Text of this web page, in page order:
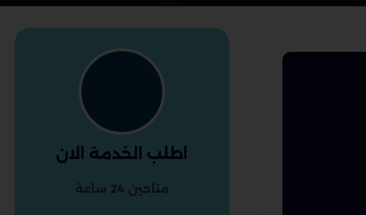
اطلب الخدمة الان
متاحين 24 ساعة